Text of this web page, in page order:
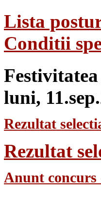
Lista
Conditii
luni,
Rezultat
Rezultat
Anunt concurs